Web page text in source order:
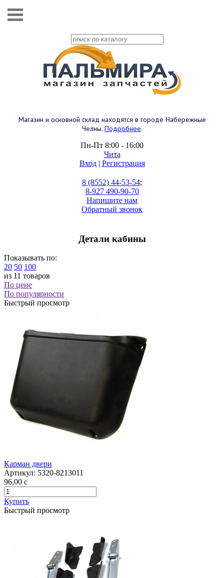
Магазин и основной склад находятся в городе Набережные
Челны. Подробнее.
Пн-Пт 8:00 - 16:00
Чита
Вход| Регистрация
8 (8552) 44-53-54;
8-927 490-90-70
Напишите нам
Обратный звонок
Детали кабины
Показывать по:
20 50 100
из 11 товаров
По цене
По популярности
Быстрый просмотр
Карман двери
Артикул: 5320-8213011
96,00 c
Купить
Быстрый просмотр